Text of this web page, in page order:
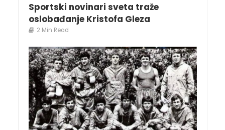
Sportski novinari sveta traže
oslobađanje Kristofa Gleza
2 Min Read